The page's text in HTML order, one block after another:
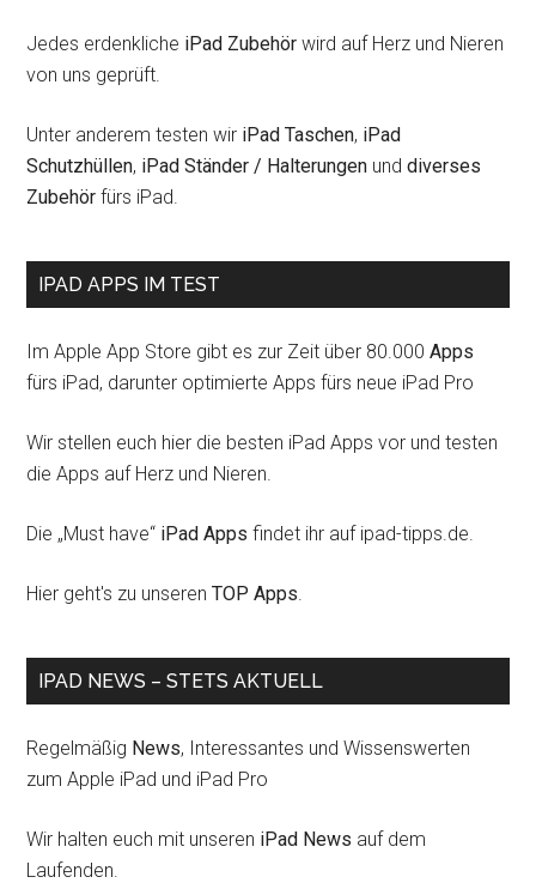
Jedes erdenkliche iPad Zubehör wird auf Herz und Nieren
von uns geprüft.
Unter anderem testen wir iPad Taschen, iPad
Schutzhüllen, iPad Ständer / Halterungen unddiverses
Zubehör fürs iPad.
IPAD APPS IM TEST
Im Apple App Store gibt es zur Zeit über 80.000Apps
fürs iPad, darunter optimierte Apps fürs neue iPad Pro
Wir stellen euch hier die besten iPad Apps vor und testen
die Apps auf Herz und Nieren.
Die „Must have“ iPad Apps findet ihr auf ipad-tipps.de.
Hier geht's zu unserenTOP Apps.
IPAD NEWS – STETS AKTUELL
Regelmäßig News, Interessantes und Wissenswerten
zum Apple iPad und iPad Pro
Wir halten euch mit unseren iPad News auf dem
Laufenden.